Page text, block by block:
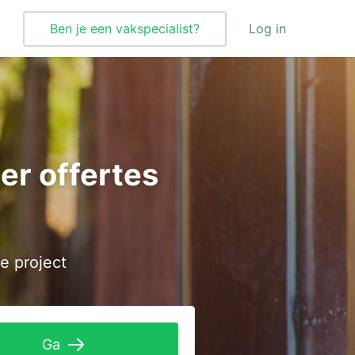
Ben je een vakspecialist? Log in
Vloerverwarming
Zonnepanelen
offertes
project
Ga